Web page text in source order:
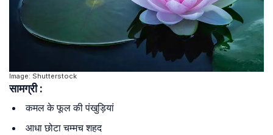
Image: Shutterstock
सामग्री :
कमल के फूल की पंखुड़ियां
आधा छोटा चम्मच शहद